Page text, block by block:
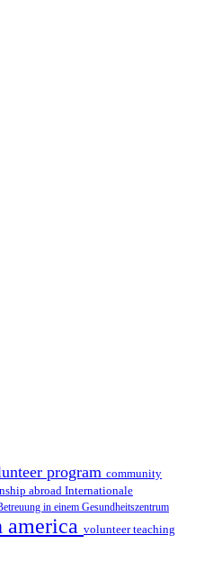
program community
abroad Internationale
in einem Gesundheitszentrum
america volunteer teaching